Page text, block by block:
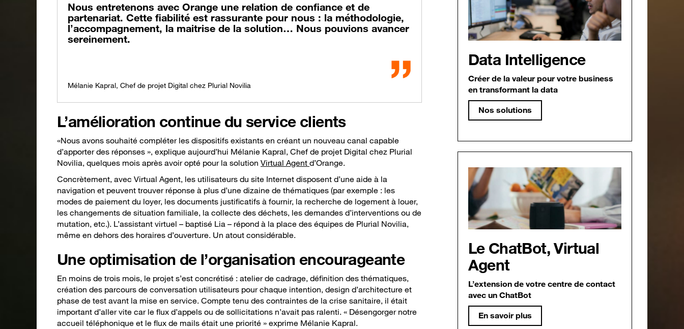
Nous entretenons avec Orange une relation de confiance et de
partenariat. Cette fiabilité est rassurante pour nous : la méthodologie,
l’accompagnement, la maitrise de la solution… Nous pouvions avancer
sereinement.
Mélanie Kapral, Chef de projet Digital chez Plurial Novilia
L’amélioration continue du service clients
«Nous avons souhaité compléter les dispositifs existants en créant un nouveau canal capable
d’apporter des réponses », explique aujourd’hui Mélanie Kapral, Chef de projet Digital chez Plurial
Novilia, quelques mois après avoir opté pour la solution Virtual Agent d’Orange.
Concrètement, avec Virtual Agent, les utilisateurs du site Internet disposent d’une aide à la
navigation et peuvent trouver réponse à plus d’une dizaine de thématiques (par exemple : les
modes de paiement du loyer, les documents justificatifs à fournir, la recherche de logement à louer,
les changements de situation familiale, la collecte des déchets, les demandes d’interventions ou de
mutation, etc.). L’assistant virtuel – baptisé Lia – répond à la place des équipes de Plurial Novilia,
même en dehors des horaires d’ouverture. Un atout considérable.
Une optimisation de l’organisation encourageante
En moins de trois mois, le projet s’est concrétisé : atelier de cadrage, définition des thématiques,
création des parcours de conversation utilisateurs pour chaque intention, design d’architecture et
phase de test avant la mise en service. Compte tenu des contraintes de la crise sanitaire, il était
important d’aller vite car le flux d’appels ou de sollicitations n’avait pas ralenti. « Désengorger notre
accueil téléphonique et le flux de mails était une priorité » exprime Mélanie Kapral.
Data Intelligence
Créer de la valeur pour votre business
en transformant la data
Nos solutions
Le ChatBot, Virtual
Agent
L’extension de votre centre de contact
avec un ChatBot
En savoir plus